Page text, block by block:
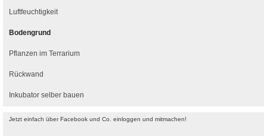
Jetzt einfach über Facebook und Co. einloggen und mitmachen!
Luftfeuchtigkeit
Bodengrund
Pflanzen im Terrarium
Rückwand
Inkubator selber bauen